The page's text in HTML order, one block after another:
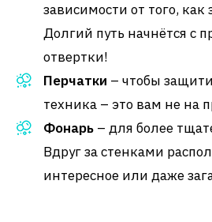
зависимости от того,
Долгий путь начнётся с
отвертки!
Перчатки – чтобы
техника – это вам не на
Фонарь – для более
Вдруг за стенками
интересное или даже